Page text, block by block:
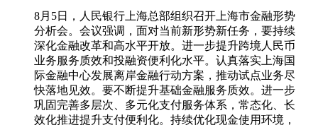
8月5日，人民银行上海总部组织召开上海市金融形势
分析会。会议强调，面对当前新形势新任务，要持续
深化金融改革和高水平开放。进一步提升跨境人民币
业务服务质效和投融资便利化水平。认真落实上海国
际金融中心发展离岸金融行动方案，推动试点业务尽
快落地见效。要不断提升基础金融服务质效。进一步
巩固完善多层次、多元化支付服务体系，常态化、长
效化推进提升支付便利化。持续优化现金使用环境，